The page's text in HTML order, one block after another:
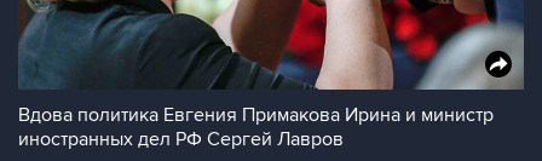
Вдова политика Евгения Примакова Ирина и министр
иностранных дел РФ Сергей Лавров